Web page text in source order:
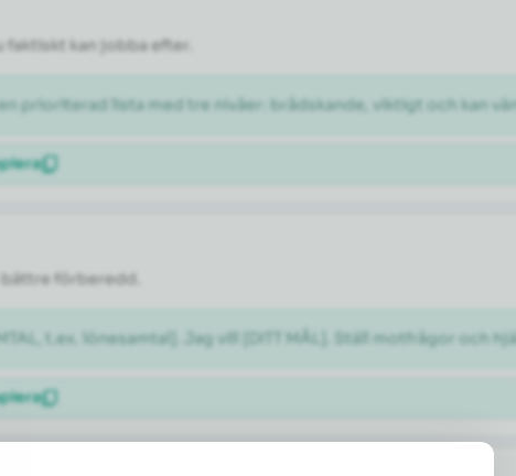
faktiskt kan jobba efter.
prioriterad lista med tre nivåer: brådskande, viktigt och kan
förberedd.
t.ex. lönesamtal]. Jag vill [DITT MÅL]. Ställ motfrågor och